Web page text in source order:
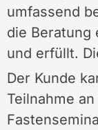
umfassend
die Beratung
und erfüllt.
Der Kunde
Teilnahme